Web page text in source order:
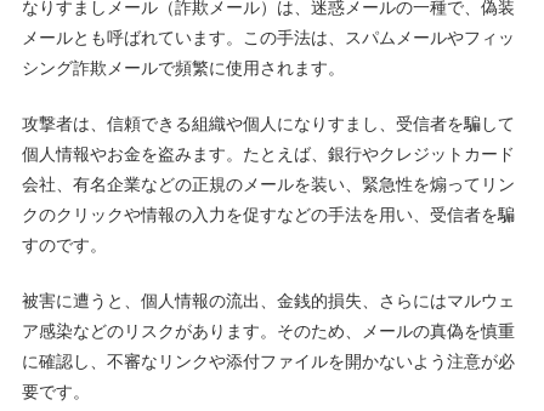
なりすましメール（詐欺メール）は、迷惑メールの一種で、偽装
メールとも呼ばれています。この手法は、スパムメールやフィッ
シング詐欺メールで頻繁に使用されます。
攻撃者は、信頼できる組織や個人になりすまし、受信者を騙して
個人情報やお金を盗みます。たとえば、銀行やクレジットカード
会社、有名企業などの正規のメールを装い、緊急性を煽ってリン
クのクリックや情報の入力を促すなどの手法を用い、受信者を騙
すのです。
被害に遭うと、個人情報の流出、金銭的損失、さらにはマルウェ
ア感染などのリスクがあります。そのため、メールの真偽を慎重
に確認し、不審なリンクや添付ファイルを開かないよう注意が必
要です。